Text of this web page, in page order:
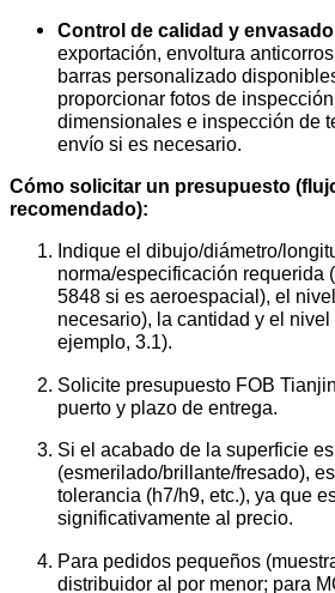
Control de calidad y
exportación, envoltura
barras personalizado
proporcionar fotos de
dimensionales e inspección de
envío si es necesario.
Cómo solicitar un presupuesto
recomendado):
Indique el dibujo/diámetro/
norma/especificación requerida
5848 si es aeroespacial), el
necesario), la cantidad y el
ejemplo, 3.1).
Solicite presupuesto FOB
puerto y plazo de entrega.
Si el acabado de la superficie
(esmerilado/brillante/fresado),
tolerancia (h7/h9, etc.), ya que
significativamente al precio.
Para pedidos pequeños
distribuidor al por menor; para